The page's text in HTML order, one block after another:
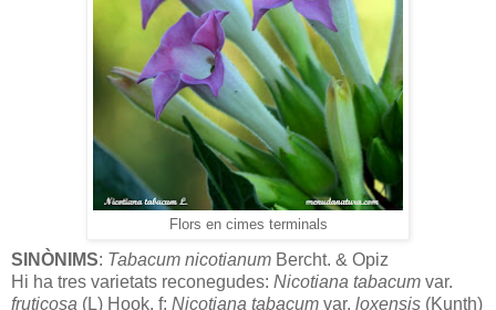
Flors en cimes terminals
SINÒNIMS: Tabacum nicotianum Bercht. & Opiz
Hi ha tres varietats reconegudes: Nicotiana tabacum var.
fruticosa (L) Hook. f; Nicotiana tabacum var. loxensis (Kunth)